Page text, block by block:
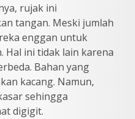
rujak ini
tangan. Meski jumlah
enggan untuk
Hal ini tidak lain karena
Bahan yang
kacang. Namun,
sehingga
digigit.